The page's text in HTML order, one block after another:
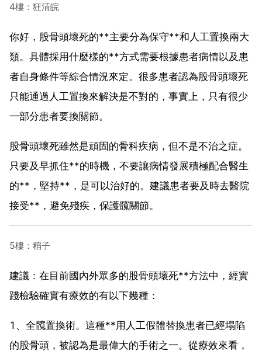
4樓：狂清皖
你好，股骨頭壞死的**主要分為保守**和人工置換兩大
類。具體採用什麼樣的**方式需要根據患者病情以及患
者自身條件等綜合情況來定。很多患者認為股骨頭壞死
只能通過人工置換來解決是不對的，事實上，只有很少
一部分患者要換關節。
股骨頭壞死雖然是頑固的骨科疾病，但不是不治之症。
只要及早抓住**的時機，不要讓病情發展積極配合醫生
的**，堅持**，是可以治好的。建議患者要及時去醫院
接受**，避免殘疾，保護髖關節。
5樓：稻子
建議：在目前國內外眾多的股骨頭壞死**方法中，經實
踐檢驗確實有療效的有以下幾種：
1、全髖置換術。這種**用人工假體替換患者已經塌陷
的股骨頭，被認為是最偉大的手術之一。從療效來看，